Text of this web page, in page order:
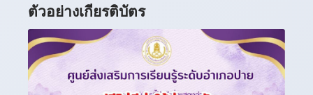
ตัวอย่างเกียรติบัตร